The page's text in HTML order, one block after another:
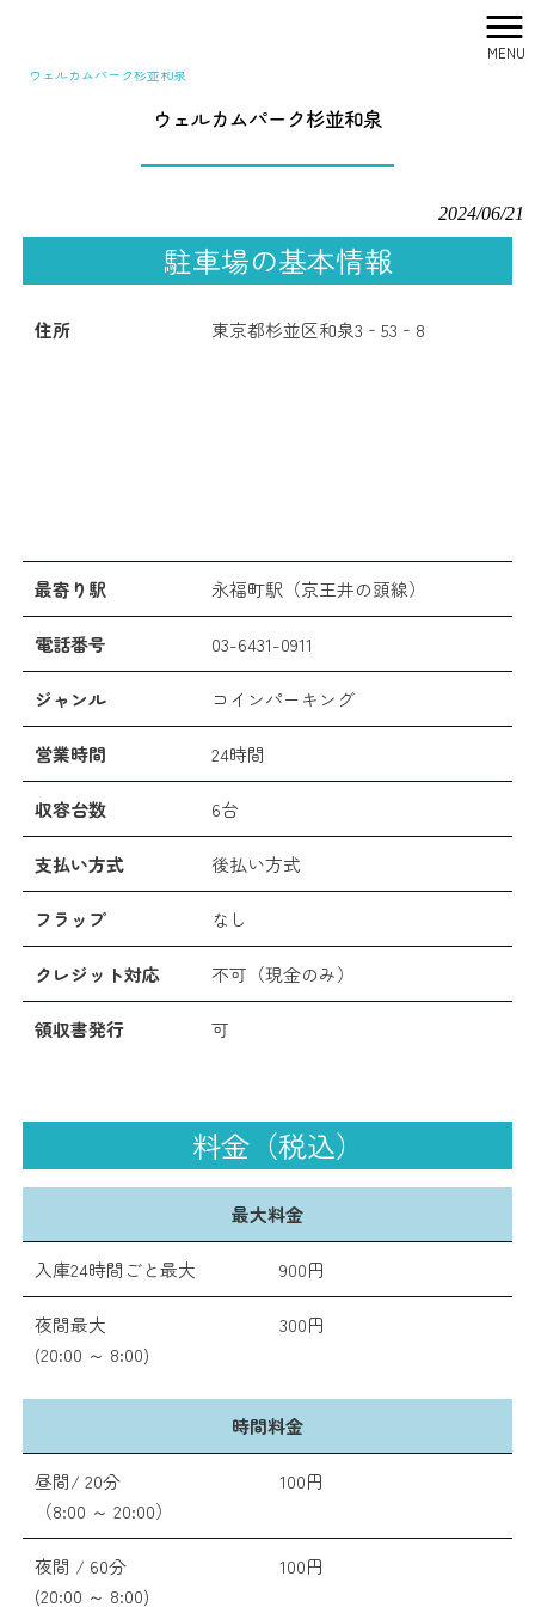
MENU
ウェルカムパーク杉並和泉
ウェルカムパーク杉並和泉
2024/06/21
駐車場の基本情報
住所 東京都杉並区和泉3‐53‐8
最寄り駅 永福町駅（京王井の頭線）
電話番号 03-6431-0911
ジャンル コインパーキング
営業時間 24時間
収容台数 6台
支払い方式 後払い方式
フラップ なし
クレジット対応 不可（現金のみ）
領収書発行 可
料金（税込）
最大料金
入庫24時間ごと最大 900円
夜間最大
(20:00 ～ 8:00)
300円
時間料金
昼間/ 20分
（8:00 ～ 20:00）
100円
夜間 / 60分
(20:00 ～ 8:00)
100円